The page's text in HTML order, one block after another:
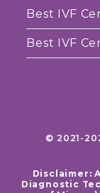
Best IVF
Best IVF
© 2021-
Disclaimer:
Diagnostic